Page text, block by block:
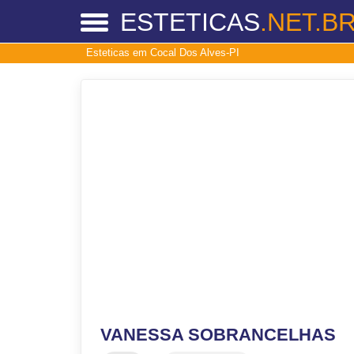
ESTETICAS
Esteticas em Cocal Dos Alves-PI
VANESSA SOBRANCELHAS